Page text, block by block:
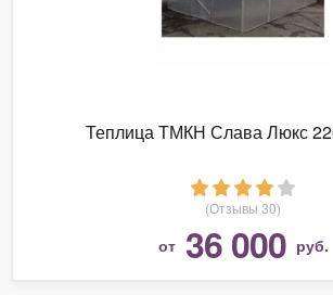
Теплица ТМКН Слава Люкс
(Отзывы 30)
от 36 000 руб.